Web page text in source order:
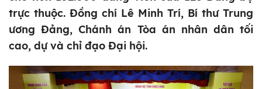
trực thuộc. Đồng chí Lê Minh Trí, Bí thư Trung
ương Đảng, Chánh án Tòa án nhân dân tối
cao, dự và chỉ đạo Đại hội.